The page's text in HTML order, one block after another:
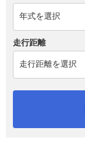
走行距離